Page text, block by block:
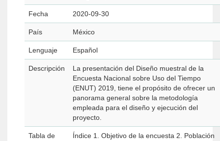
Fecha 2020-09-30
País México
Lenguaje Español
Descripción
La presentación del Diseño muestral de la
Encuesta Nacional sobre Uso del Tiempo
(ENUT) 2019, tiene el propósito de ofrecer un
panorama general sobre la metodología
empleada para el diseño y ejecución del
proyecto.
Tabla de
Índice 1. Objetivo de la encuesta 2. Población